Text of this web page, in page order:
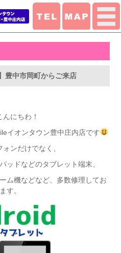
豊中市岡町からご来店
んにちわ！
イオンタウン豊中庄内店です
ンだけでなく、
ッドなどのタブレット端末、
ム機などなど、多数修理してお
す。